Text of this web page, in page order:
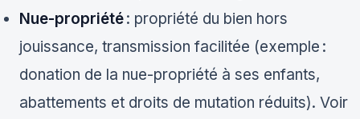
Nue-propriété: propriété du bien hors
jouissance, transmission facilitée (exemple :
donation de la nue-propriété à ses enfants,
abattements et droits de mutation réduits). Voir